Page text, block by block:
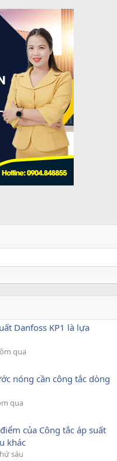
Danfoss KP1 là lựa
qua
nóng cần công tắc dòng
qua
của Công tắc áp suất
khác
sáu